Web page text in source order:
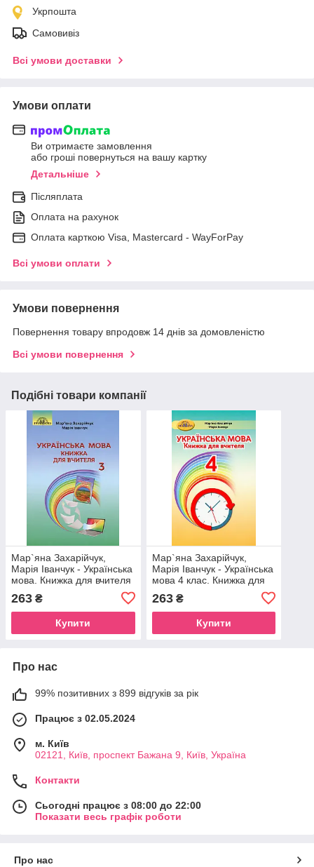
Укрпошта
Самовивіз
Всі умови доставки
Умови оплати
Ви отримаєте замовлення
або гроші повернуться на вашу картку
Детальніше
Післяплата
Оплата на рахунок
Оплата карткою Visa, Mastercard - WayForPay
Всі умови оплати
Умови повернення
Повернення товару впродовж 14 днів за домовленістю
Всі умови повернення
Подібні товари компанії
Мар`яна Захарійчук,
Марія Іванчук - Українська
мова. Книжка для вчителя
263 ₴
Купити
Мар`яна Захарійчук,
Марія Іванчук - Українська
мова 4 клас. Книжка для
263₴
Купити
Про нас
99% позитивних з 899 відгуків за рік
Працює з 02.05.2024
м. Київ
02121, Київ, проспект Бажана 9, Київ, Україна
Контакти
Сьогодні працює з 08:00 до 22:00
Показати весь графік роботи
Про нас